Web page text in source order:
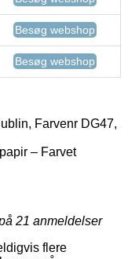
Besøg webshop
Besøg webshop
Farvenr DG47,
– Farvet
21 anmeldelser
flere